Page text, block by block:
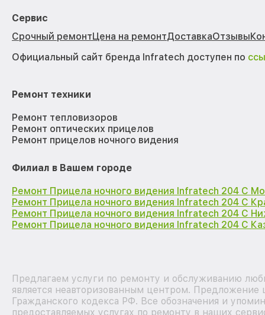
Сервис
Срочный ремонтЦена на ремонтДоставкаОтзывы
Официальный сайт бренда Infratech доступен по
Ремонт техники
Ремонт тепловизоров
Ремонт оптических прицелов
Ремонт прицелов ночного видения
Филиал в Вашем городе
Ремонт Прицела ночного видения Infratech 204 С
Ремонт Прицела ночного видения Infratech 204 С
Ремонт Прицела ночного видения Infratech 204 С
Ремонт Прицела ночного видения Infratech 204 С
Предлагаем услуги по ремонту и обслуживанию
является неавторизованным центром.
Гражданского кодекса РФ. Все обозначения и
предоставляемых услугах по ремонту в наших